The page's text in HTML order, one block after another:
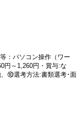
：パソコン操作（ワー
円～1,260円・賞与:な
⑩選考方法:書類選考･面